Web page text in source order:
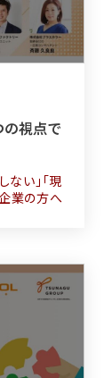
視点で
ない」「現
業の方へ